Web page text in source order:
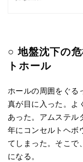
○ 地盤沈下の
トホール
ホールの周囲をぐる
真が目に入った。よ
あった。アムステル
年にコンセルトヘボ
てしまった。そこで
になる。